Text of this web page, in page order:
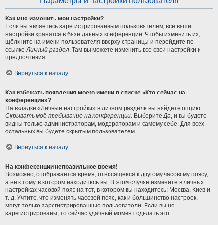
Как мне изменить мои настройки?
Если вы являетесь зарегистрированным пользователем, все ваши
настройки хранятся в базе данных конференции. Чтобы изменить их,
щёлкните на имени пользователя вверху страницы и перейдите по
ссылкеЛичный раздел. Там вы можете изменить все свои настройки и
предпочтения.
Вернуться к началу
Как избежать появления моего имени в списке «Кто сейчас на
конференции»?
На вкладке «Личные настройки» в личном разделе вы найдёте опцию
Скрывать моё пребывание на конференции. ВыберитеДа, и вы будете
видны только администраторам, модераторам и самому себе. Для всех
остальных вы будете скрытым пользователем.
Вернуться к началу
На конференции неправильное время!
Возможно, отображается время, относящееся к другому часовому поясу,
а не к тому, в котором находитесь вы. В этом случае измените в личных
настройках часовой пояс на тот, в котором вы находитесь: Москва, Киев и
т. д. Учтите, что изменять часовой пояс, как и большинство настроек,
могут только зарегистрированные пользователи. Если вы не
зарегистрированы, то сейчас удачный момент сделать это.